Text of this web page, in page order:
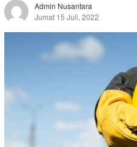
Admin Nusantara
Jumat 15 Juli, 2022